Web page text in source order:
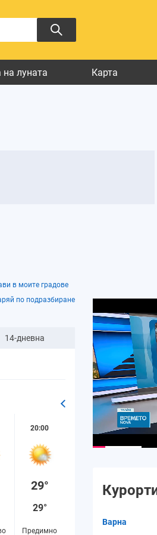
на луната Карта
в моите градове
по подразбиране
14-дневна
20:00
29°
29°
Предимно
Варна